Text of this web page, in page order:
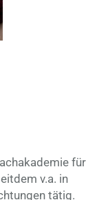
für
v.a. in
tätig.